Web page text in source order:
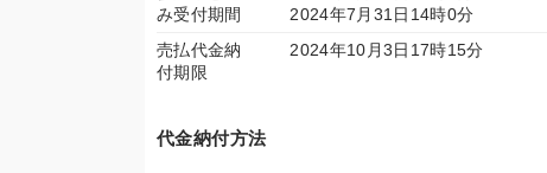
み受付期間
2024年7月31日14時0分
売払代金納
付期限
2024年10月3日17時15分
代金納付方法